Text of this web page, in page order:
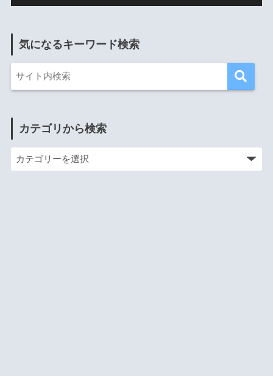
気になるキーワード検索
カテゴリから検索